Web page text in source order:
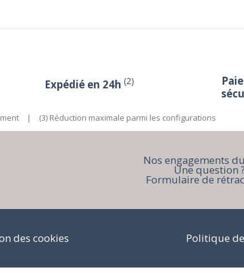
Expédié en 24h (2)
| (3) Réduction maximale parmi les configurations
Nos engagements
Une question ?
Formulaire de
des cookies Politique